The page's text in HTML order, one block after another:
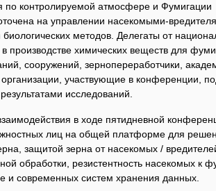
по контролируемой атмосфере и Фумигации
на управлении насекомыми-
биологических методов. Делегаты от
производстве химических веществ для
сооружений, зернопереработчики,
участвующие в конференции,
исследований.
в ходе пятидневной
лиц на общей платформе для
защитой зерна от насекомых /
обработки, резистентность насекомых к
и современных систем хранения данных.